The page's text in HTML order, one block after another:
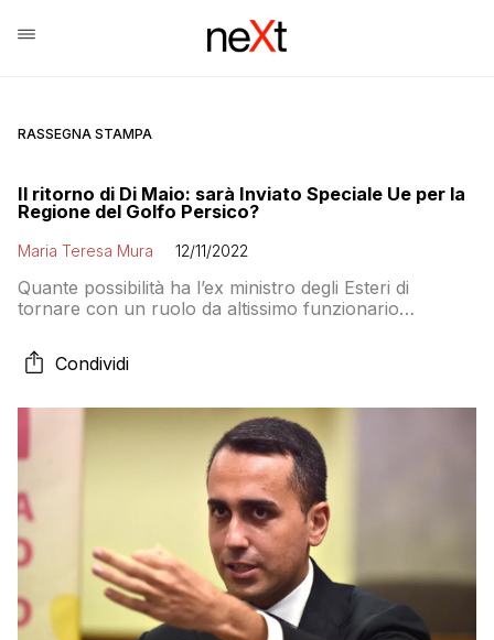
RASSEGNA STAMPA
Il ritorno di Di Maio: sarà Inviato Speciale Ue per la
Regione del Golfo Persico?
Maria Teresa Mura 12/11/2022
Quante possibilità ha l’ex ministro degli Esteri di
tornare con un ruolo da altissimo funzionario
Condividi